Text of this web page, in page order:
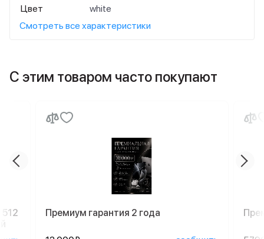
Цвет
white
Смотреть все характеристики
С этим товаром часто покупают
Премиум гарантия 2 года